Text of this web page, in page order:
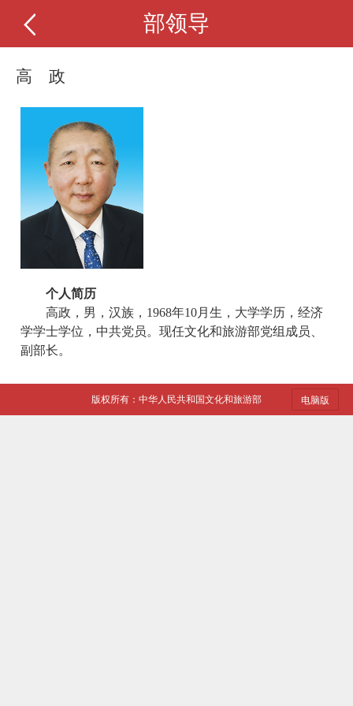
部领导
高 政
个人简历
高政，男，汉族，1968年10月生，大学学历，经济
学学士学位，中共党员。现任文化和旅游部党组成员、
副部长。